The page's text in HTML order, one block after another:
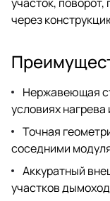
через
Нержавеющая
условиях
Точная
соседними
Аккуратный
участков